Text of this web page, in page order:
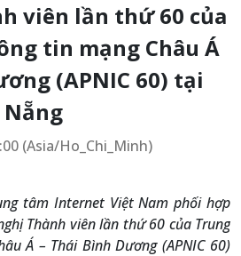
viên lần thứ 60 của
tin mạng Châu Á
(APNIC 60) tại
(Asia/Ho_Chi_Minh)
tâm Internet Việt Nam phối hợp
Thành viên lần thứ 60 của Trung
Á – Thái Bình Dương (APNIC 60)